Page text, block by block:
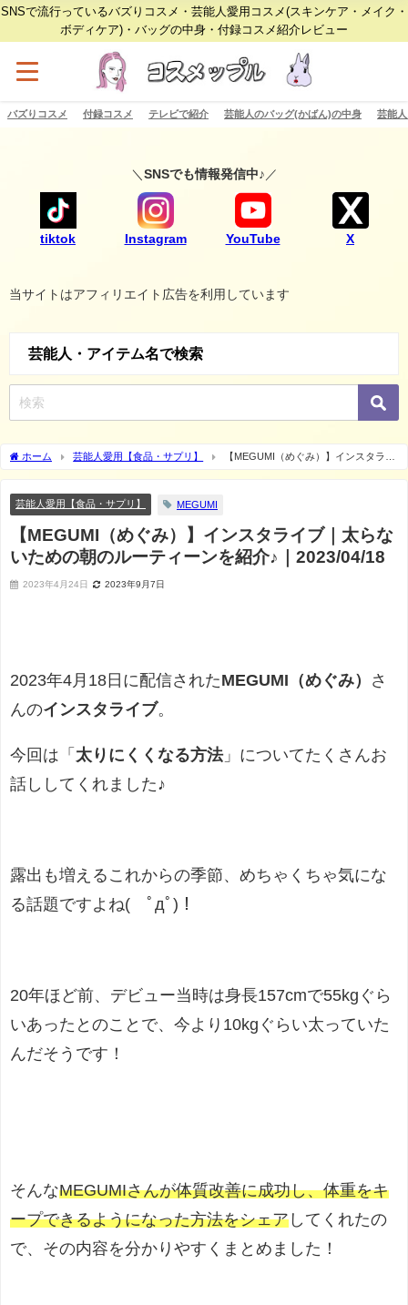
SNSで流行っているバズりコスメ・芸能人愛用コスメ(スキンケア・メイク・
ボディケア)・バッグの中身・付録コスメ紹介レビュー
バズりコスメ 付録コスメ テレビで紹介 芸能人のバッグ(かばん)の中身 芸能
＼ SNSでも情報発信中♪ ／
tiktok Instagram YouTube X
当サイトはアフィリエイト広告を利用しています
芸能人・アイテム名で検索
ホーム 芸能人愛用【食品・サプリ】
【MEGUMI（めぐみ）】インスタライ
ブ｜太らないための朝のルーティーンを紹介♪｜2023/04/18
芸能人愛用【食品・サプリ】 MEGUMI
【MEGUMI（めぐみ）】インスタライブ｜太らな
いための朝のルーティーンを紹介♪｜2023/04/18
2023年4月24日 2023年9月7日
2023年4月18日に配信されたMEGUMI（めぐみ）
さ
んのインスタライブ。
今回は「 太りにくくなる方法」についてたくさんお
話ししてくれました♪
露出も増えるこれからの季節、めちゃくちゃ気にな
る話題ですよね( ﾟдﾟ)！
20年ほど前、デビュー当時は身長157cmで55kgぐら
いあったとのことで、今より10kgぐらい太っていた
んだそうです！
そんなMEGUMIさんが体質改善に成功し、体重をキ
ープできるようになった方法をシェア してくれたの
で、その内容を分かりやすくまとめました！